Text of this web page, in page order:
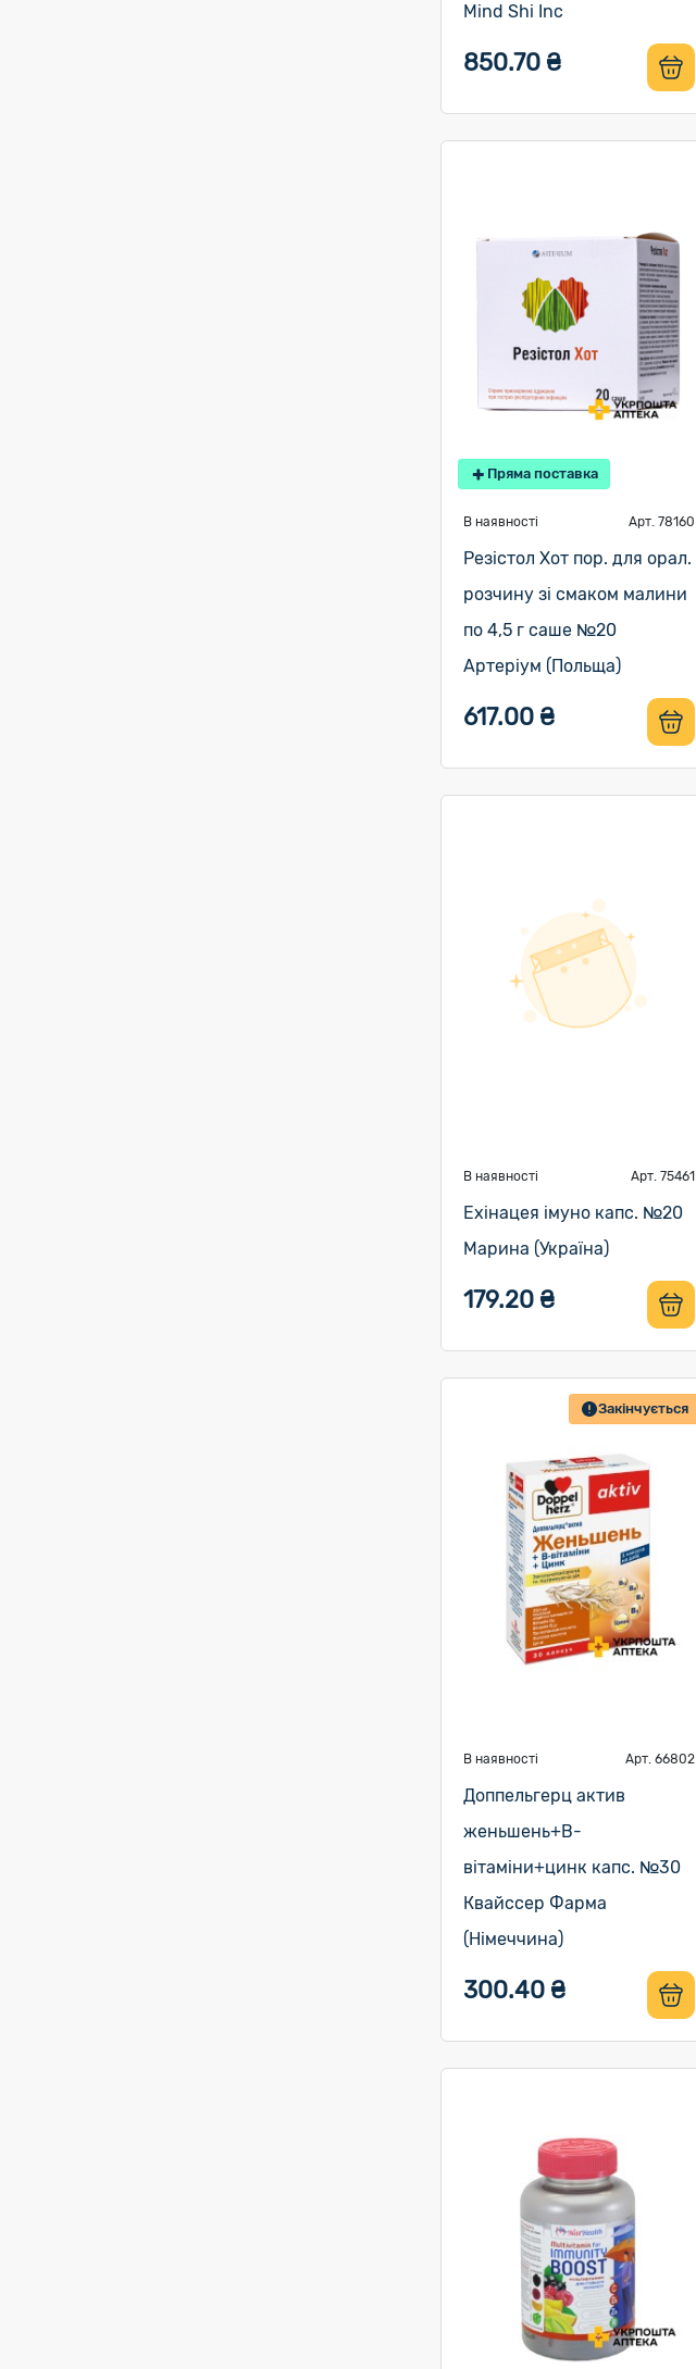
Mind Shi Inc
850.70 ₴
Пряма поставка
В наявності Арт. 78160
Резістол Хот пор. для орал.
розчину зі смаком малини
по 4,5 г саше №20
Артеріум (Польща)
617.00 ₴
В наявності Арт. 75461
Ехінацея імуно капс. №20
Марина (Україна)
179.20 ₴
Закінчується
В наявності Арт. 66802
Доппельгерц актив
женьшень+В-
вітаміни+цинк капс. №30
Квайссер Фарма
(Німеччина)
300.40 ₴